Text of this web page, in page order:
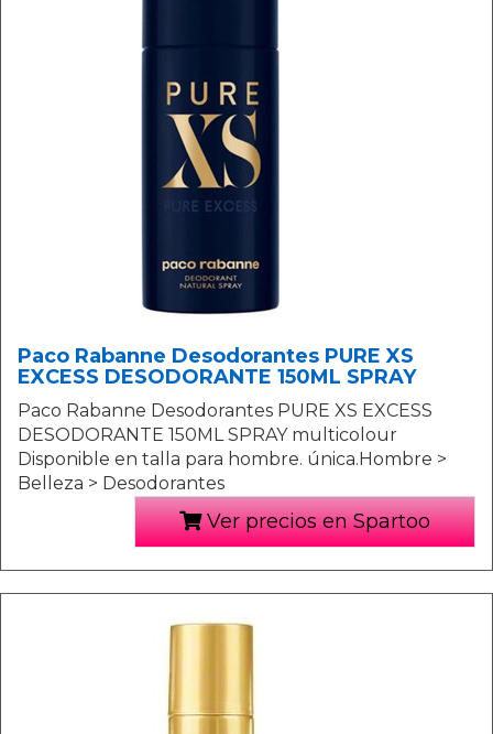
Paco Rabanne Desodorantes PURE XS
EXCESS DESODORANTE 150ML SPRAY
Paco Rabanne Desodorantes PURE XS EXCESS
DESODORANTE 150ML SPRAY multicolour
Disponible en talla para hombre. única.Hombre >
Belleza > Desodorantes
Ver precios en Spartoo